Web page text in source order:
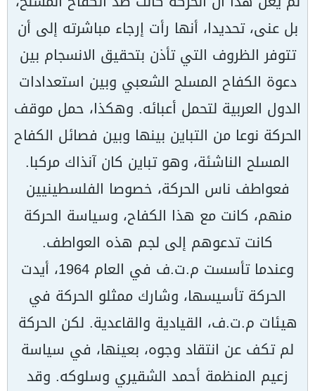
بل عنى، تحديدا، أنها رأت إرجاء مباشرته إلى أن
تتوفر الظروف التي تأذن بتحقيق الانسجام بين
دعوة الكفاح المسلح الشعبي وبين استعدادات
الدول العربية لتحمل أعبائه. وهكذا، حمل موقف
الحركة نوعا من التباين بينها وبين فصائل الكفاح
المسلح الناشئة، وهو تباين كان آنذاك مركبا.
فعواطف ناس الحركة، خصوصا الفلسطينيين
منهم، كانت مع هذا الكفاح، وسياسة الحركة
كانت تدعوهم إلى لجم هذه العواطف.
وعندما تأسست م.ت.ف في العام 1964، أيدت
الحركة تأسيسها، وشارك ممثلو الحركة في
هيئات م.ت.ف، القيادية والقاعدية. لكن الحركة
لم تكف عن انتقاد وجوه، بعينها، في سياسة
زعيم المنظمة أحمد الشقيري وسلوكه. وقد